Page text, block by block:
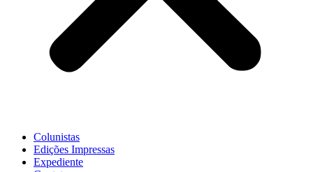
Colunistas
Edições Impressas
Expediente